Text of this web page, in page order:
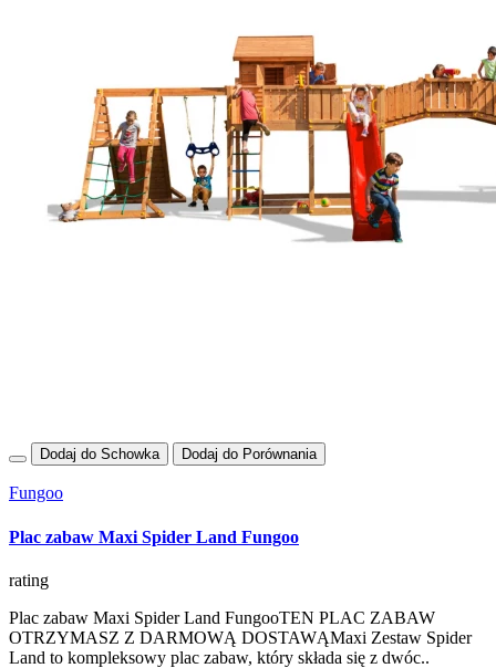
Dodaj do Schowka Dodaj do Porównania
Fungoo
Plac zabaw Maxi Spider Land Fungoo
rating
Plac zabaw Maxi Spider Land FungooTEN PLAC ZABAW
OTRZYMASZ Z DARMOWĄ DOSTAWĄMaxi Zestaw Spider
Land to kompleksowy plac zabaw, który składa się z dwóc..